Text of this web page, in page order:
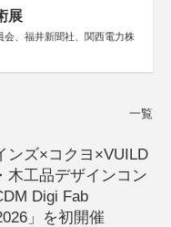
展
、福井新聞社、関西電力株
一覧
ンズ×コクヨ×VUILD
木工品デザインコン
Digi Fab
」を初開催